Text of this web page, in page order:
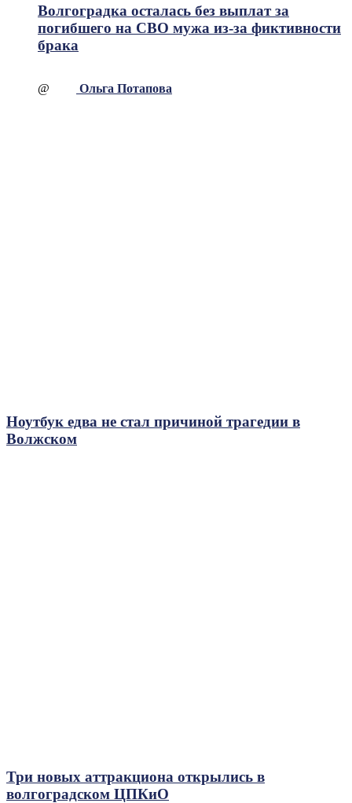
Волгоградка осталась без выплат за
погибшего на СВО мужа из-за фиктивности
брака
@ Ольга Потапова
Ноутбук едва не стал причиной трагедии в
Волжском
Три новых аттракциона открылись в
волгоградском ЦПКиО